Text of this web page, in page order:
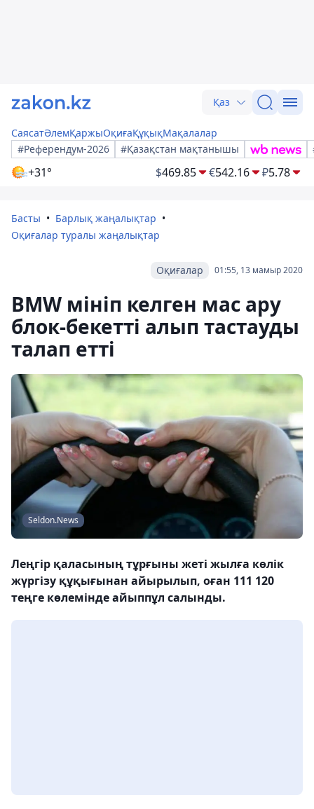
Қаз
СаясатӘлемҚаржыОқиғаҚұқықМақалалар
#Референдум-2026
#Қазақстан мақтанышы
+31° $469.85 €542.16 ₽5.78
Басты
Барлық жаңалықтар
Оқиғалар туралы жаңалықтар
01:55, 13 мамыр 2020
Оқиғалар
BMW мініп келген мас ару
блок-бекетті алып тастауды
талап етті
Seldon.News
Леңгір қаласының тұрғыны жеті жылға көлік
жүргізу құқығынан айырылып, оған 111 120
теңге көлемінде айыппұл салынды.